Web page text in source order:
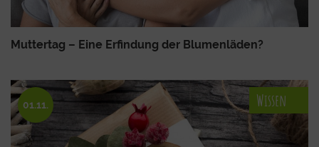
Muttertag – Eine Erfindung der Blumenläden?
01.11. Wissen